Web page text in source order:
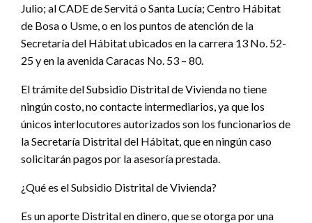
Julio; al CADE de Servitá o Santa Lucía; Centro Hábitat
de Bosa o Usme, o en los puntos de atención de la
Secretaría del Hábitat ubicados en la carrera 13 No. 52-
25 y en la avenida Caracas No. 53 – 80.
El trámite del Subsidio Distrital de Vivienda no tiene
ningún costo, no contacte intermediarios, ya que los
únicos interlocutores autorizados son los funcionarios de
la Secretaría Distrital del Hábitat, que en ningún caso
solicitarán pagos por la asesoría prestada.
¿Qué es el Subsidio Distrital de Vivienda?
Es un aporte Distrital en dinero, que se otorga por una